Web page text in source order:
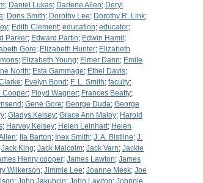
; Daniel Lukas; Darlene Allen; Deryl
; Doris Smith; Dorothy Lee; Dorothy R. Link;
; Edith Clement; education; educator;
Parker; Edward Partin; Edwin Hamil ;
Gore; Elizabeth Hunter; Elizabeth
; Elizabeth Young; Elmer Dann; Emile
North; Esta Gammage; Ethel Davis;
; Evelyn Bond ; F. L. Smith; faculty;
Cooper; Floyd Wagner; Frances Beatty;
; Gene Gore; George Duda; George
; Gladys Kelsey; Grace Ann Maloy; Harold
; Harvey Kelsey; Helen Leinhart; Helen
; Ila Barton; Inex Smith; J. A. Bistline; J.
Jack King; Jack Malcolm; Jack Varn; Jackie
Henry cooper; James Lawton; James
Wilkerson; Jimmie Lee; Joanne Mesk; Joe
; John Jakubcin; John Lawton; Johnnie